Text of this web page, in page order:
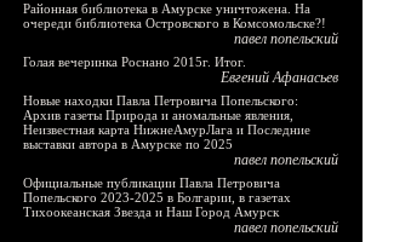
Районная библиотека в Амурске уничтожена. На
очереди библиотека Островского в Комсомольске?!
павел попельский
Голая вечеринка Роснано 2015г. Итог.
Евгений Афанасьев
Новые находки Павла Петровича Попельского:
Архив газеты Природа и аномальные явления,
Неизвестная карта НижнеАмурЛага и Последние
выставки автора в Амурске по 2025
павел попельский
Официальные публикации Павла Петровича
Попельского 2023-2025 в Болгарии, в газетах
Тихоокеанская Звезда и Наш Город Амурск
павел попельский